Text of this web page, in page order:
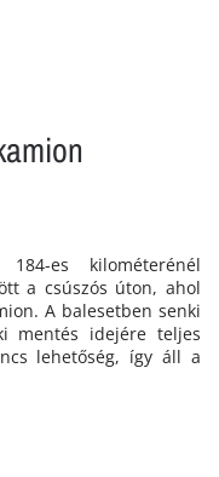
es kilométerénél
a csúszós úton, ahol
A balesetben senki
mentés idejére teljes
lehetőség, így áll a